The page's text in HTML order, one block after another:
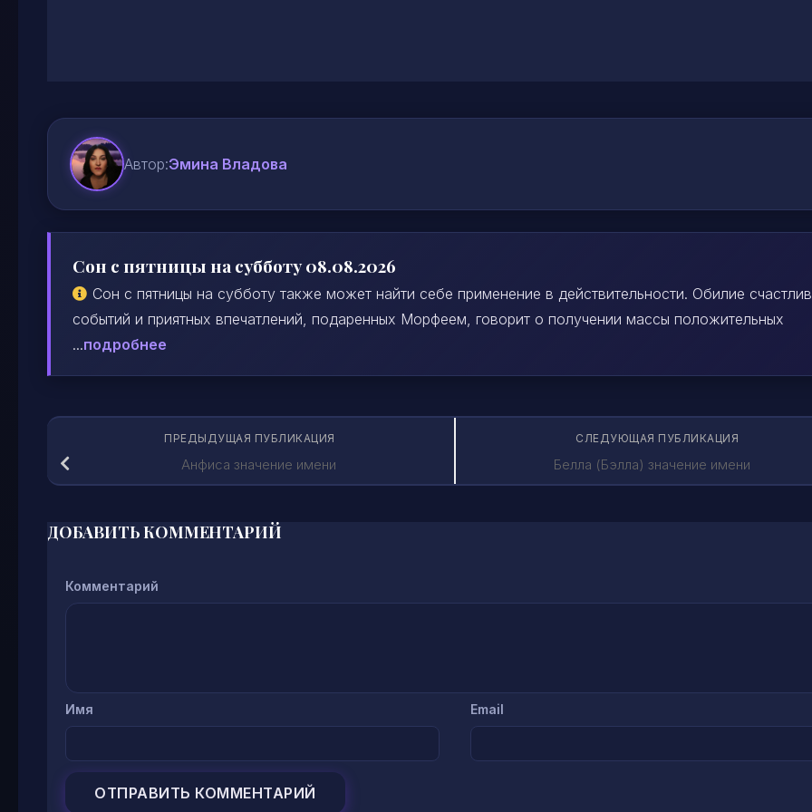
Автор:Эмина Владова
Сон с пятницы на субботу 08.08.2026
Сон с пятницы на субботу также может найти себе применение в действительности. Обилие
событий и приятных впечатлений, подаренных Морфеем, говорит о получении массы положительных
...подробнее
СЛЕДУЮЩАЯ ПУБЛИКАЦИЯ
Белла (Бэлла) значение имени
ПРЕДЫДУЩАЯ ПУБЛИКАЦИЯ
Анфиса значение имени
ДОБАВИТЬ КОММЕНТАРИЙ
Комментарий
Имя Email